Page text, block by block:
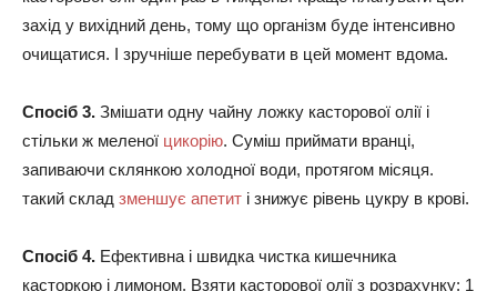
захід у вихідний день, тому що організм буде інтенсивно
очищатися. І зручніше перебувати в цей момент вдома.
Спосіб 3. Змішати одну чайну ложку касторової олії і
стільки ж меленої цикорію. Суміш приймати вранці,
запиваючи склянкою холодної води, протягом місяця.
такий склад зменшує апетит і знижує рівень цукру в крові.
Спосіб 4. Ефективна і швидка чистка кишечника
касторкою і лимоном. Взяти касторової олії з розрахунку: 1